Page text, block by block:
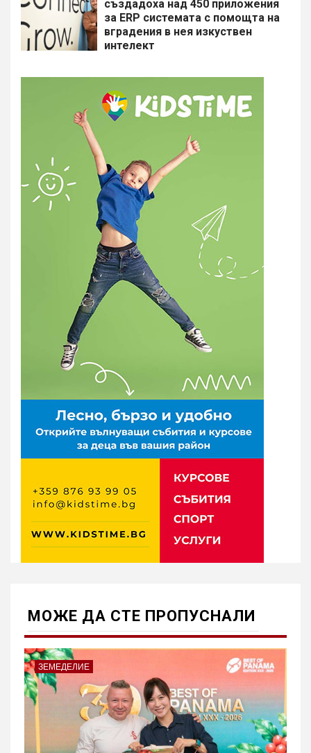
създадоха над 450 приложения
за ERP системата с помощта на
вградения в нея изкуствен
интелект
МОЖE ДА СТЕ ПРОПУСНАЛИ
ЗЕМЕДЕЛИЕ